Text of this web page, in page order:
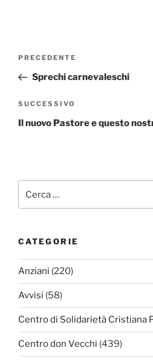
Navigazione
Articolo
precedente:
PRECEDENTE
Sprechi carnevaleschi
Articolo
successivo
SUCCESSIVO
Il nuovo Pastore e questo
CATEGORIE
Anziani (220)
Avvisi (58)
Centro di Solidarietà Cristiana
Centro don Vecchi (439)